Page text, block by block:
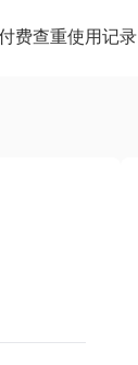
费查重使用记录